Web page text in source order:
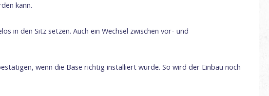
kann.
in den Sitz setzen. Auch ein Wechsel zwischen vor- und
wenn die Base richtig installiert wurde. So wird der Einbau noch